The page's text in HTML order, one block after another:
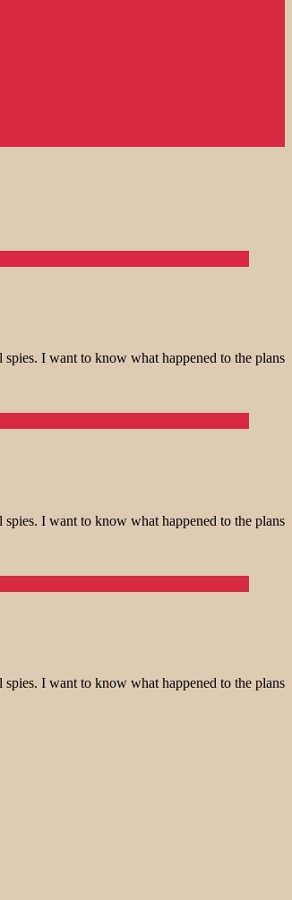
I want to know what happened to the plans
I want to know what happened to the plans
I want to know what happened to the plans